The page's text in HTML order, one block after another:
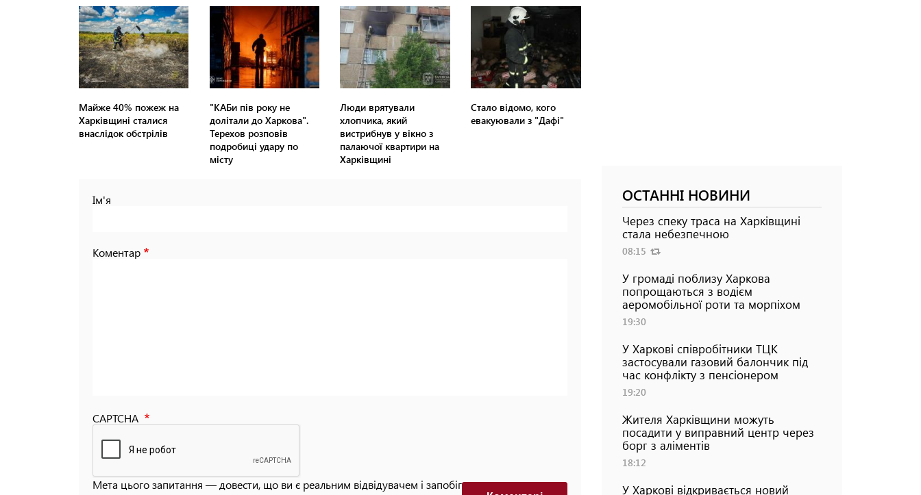
Майже 40% пожеж на
Харківщині сталися
внаслідок обстрілів
"КАБи пів року не
долітали до Харкова".
Терехов розповів
подробиці удару по
місту
Люди врятували
хлопчика, який
вистрибнув у вікно з
палаючої квартири на
Харківщині
Стало відомо, кого
евакуювали з "Дафі"
Ім'я
Коментар
CAPTCHA
Мета цього запитання — довести, що ви є реальним відвідувачем і запобігти автоматизованим
ОСТАННІ НОВИНИ
Через спеку траса на Харківщині
стала небезпечною
08:15
У громаді поблизу Харкова
попрощаються з водієм
аеромобільної роти та морпіхом
19:30
У Харкові співробітники ТЦК
застосували газовий балончик під
час конфлікту з пенсіонером
19:20
Жителя Харківщини можуть
посадити у виправний центр через
борг з аліментів
18:12
У Харкові відкривається новий